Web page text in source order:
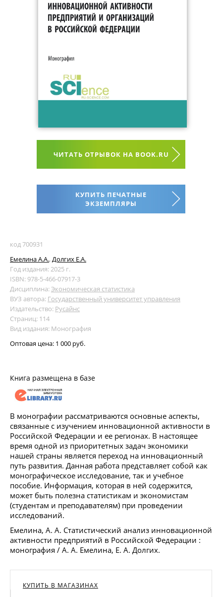
ЧИТАТЬ ОТРЫВОК НА BOOK.RU
КУПИТЬ ПЕЧАТНЫЕ
ЭКЗЕМПЛЯРЫ
код 700931
Емелина А.А., Долгих Е.А.
Год издания: 2025 г.
ISBN: 978-5-466-07917-3
Дисциплина: Экономическая статистика
ВУЗ автора: Государственный университет управления
Издательство: Русайнс
Страниц: 114
Вид издания: Монография
Оптовая цена: 1 000 руб.
Книга размещена в базе
В монографии рассматриваются основные аспекты,
связанные с изучением инновационной активности в
Российской Федерации и ее регионах. В настоящее
время одной из приоритетных задач экономики
нашей страны является переход на инновационный
путь развития. Данная работа представляет собой как
монографическое исследование, так и учебное
пособие. Информация, которая в ней содержится,
может быть полезна статистикам и экономистам
(студентам и преподавателям) при проведении
исследований.
Емелина, А. А. Статистический анализ инновационной
активности предприятий в Российской Федерации :
монография / А. А. Емелина, Е. А. Долгих.
КУПИТЬ В МАГАЗИНАХ